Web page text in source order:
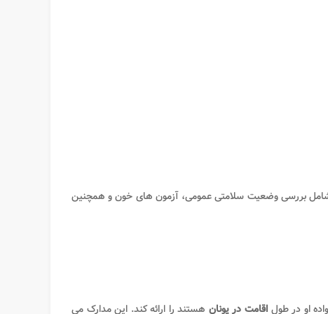
شامل بررسی وضعیت سلامتی عمومی، آزمون های خون و همچنین
او در طول اقامت در یونان هستند را ارائه کند. این مدارک می